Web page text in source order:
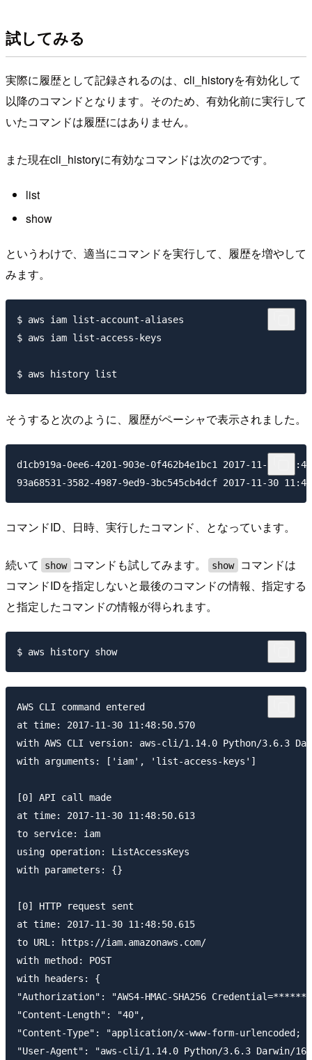
試してみる
実際に履歴として記録されるのは、cli_historyを有効化して
以降のコマンドとなります。そのため、有効化前に実行して
いたコマンドは履歴にはありません。
また現在cli_historyに有効なコマンドは次の2つです。
list
show
というわけで、適当にコマンドを実行して、履歴を増やして
みます。
$ aws iam list-account-aliases
$ aws iam list-access-keys
そうすると次のように、履歴がペーシャで表示されました。
d1cb919a-0ee6-4201-903e-0f462b4e1bc1 2017-11-30
コマンドID、日時、実行したコマンド、となっています。
続いて show コマンドも試してみます。 show
コマンドは
コマンドIDを指定しないと最後のコマンドの情報、指定する
と指定したコマンドの情報が得られます。
AWS CLI command entered
at time: 2017-11-30 11:48:50.570
with AWS CLI version: aws-cli/1.14.0 Python/3.6.3
with arguments: ['iam', 'list-access-keys']
[0] API call made
at time: 2017-11-30 11:48:50.613
to service: iam
using operation: ListAccessKeys
with parameters: {}
[0] HTTP request sent
at time: 2017-11-30 11:48:50.615
to URL: https://iam.amazonaws.com/
with method: POST
with headers: {
"Authorization": "AWS4-HMAC-SHA256
"Content-Length": "40",
"Content-Type": "application/x-www-form-urlencoded;
"User-Agent": "aws-cli/1.14.0 Python/3.6.3 Darwin/